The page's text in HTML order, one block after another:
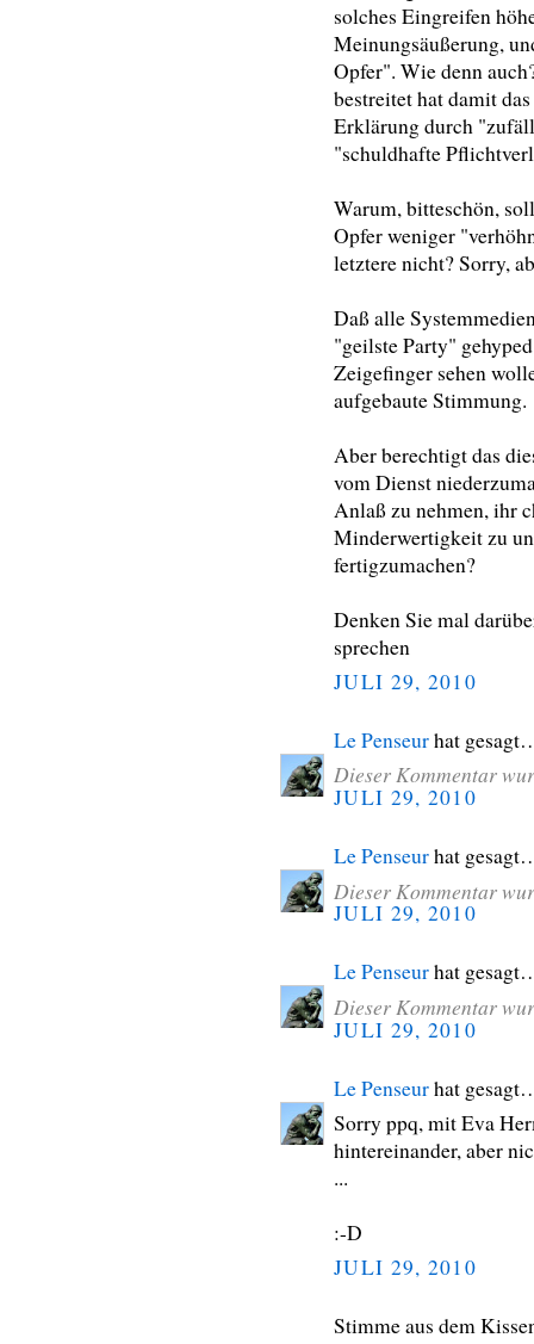
solches Eingreifen
Meinungsäußerung,
Opfer". Wie denn
bestreitet hat damit
Erklärung durch
"schuldhafte
Warum, bitteschön,
Opfer weniger
letztere nicht? Sorry,
Daß alle
"geilste Party"
Zeigefinger sehen
aufgebaute Stimmung.
Aber berechtigt das
vom Dienst
Anlaß zu nehmen, ihr
Minderwertigkeit zu
fertigzumachen?
Denken Sie mal
sprechen
JULI 29, 2010
Le Penseurhat
Dieser Kommentar
JULI 29, 2010
Le Penseurhat
Dieser Kommentar
JULI 29, 2010
Le Penseurhat
Dieser Kommentar
JULI 29, 2010
Le Penseurhat
Sorry ppq, mit Eva
hintereinander, aber
...
:-D
JULI 29, 2010
Stimme aus dem